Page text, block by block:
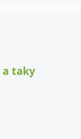
a taky